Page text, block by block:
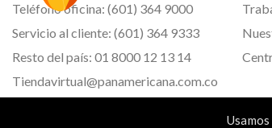
Teléfono oficina: (601) 364 9000
Servicio al cliente: (601) 364 9333
Resto del país: 01 8000 12 13 14
Tiendavirtual@panamericana.com.co